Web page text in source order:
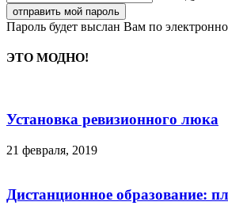
Пароль будет выслан Вам по
ЭТО МОДНО!
Установка ревизионного люка
21 февраля, 2019
Дистанционное образование: